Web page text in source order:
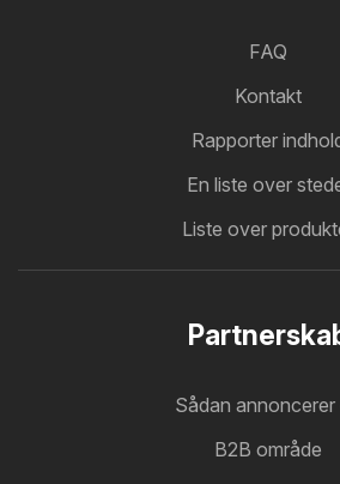
FAQ
Kontakt
Rapporter
En liste over
Liste over
Sådan annoncerer
B2B område